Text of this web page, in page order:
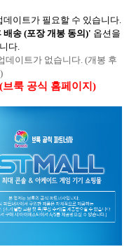
이트가 필요할 수 있습니다.
배송 (포장 개봉 동의)' 옵션을
다.
이트가 없습니다. (개봉 후
룩 공식 홈페이지)